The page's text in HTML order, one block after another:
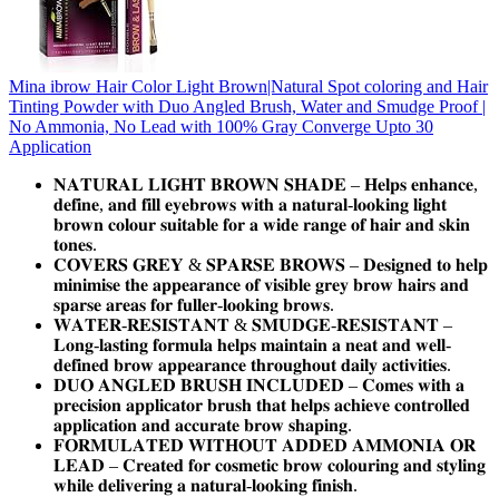
Mina ibrow Hair Color Light Brown|Natural Spot coloring and Hair
Tinting Powder with Duo Angled Brush, Water and Smudge Proof |
No Ammonia, No Lead with 100% Gray Converge Upto 30
Application
𝐍𝐀𝐓𝐔𝐑𝐀𝐋 𝐋𝐈𝐆𝐇𝐓 𝐁𝐑𝐎𝐖𝐍 𝐒𝐇𝐀𝐃𝐄 – 𝐇𝐞𝐥𝐩𝐬 𝐞𝐧𝐡𝐚𝐧𝐜𝐞,
𝐝𝐞𝐟𝐢𝐧𝐞, 𝐚𝐧𝐝 𝐟𝐢𝐥𝐥 𝐞𝐲𝐞𝐛𝐫𝐨𝐰𝐬 𝐰𝐢𝐭𝐡 𝐚 𝐧𝐚𝐭𝐮𝐫𝐚𝐥-𝐥𝐨𝐨𝐤𝐢𝐧𝐠 𝐥𝐢𝐠𝐡𝐭
𝐛𝐫𝐨𝐰𝐧 𝐜𝐨𝐥𝐨𝐮𝐫 𝐬𝐮𝐢𝐭𝐚𝐛𝐥𝐞 𝐟𝐨𝐫 𝐚 𝐰𝐢𝐝𝐞 𝐫𝐚𝐧𝐠𝐞 𝐨𝐟 𝐡𝐚𝐢𝐫 𝐚𝐧𝐝 𝐬𝐤𝐢𝐧
𝐭𝐨𝐧𝐞𝐬.
𝐂𝐎𝐕𝐄𝐑𝐒 𝐆𝐑𝐄𝐘 & 𝐒𝐏𝐀𝐑𝐒𝐄 𝐁𝐑𝐎𝐖𝐒 – 𝐃𝐞𝐬𝐢𝐠𝐧𝐞𝐝 𝐭𝐨 𝐡𝐞𝐥𝐩
𝐦𝐢𝐧𝐢𝐦𝐢𝐬𝐞 𝐭𝐡𝐞 𝐚𝐩𝐩𝐞𝐚𝐫𝐚𝐧𝐜𝐞 𝐨𝐟 𝐯𝐢𝐬𝐢𝐛𝐥𝐞 𝐠𝐫𝐞𝐲 𝐛𝐫𝐨𝐰 𝐡𝐚𝐢𝐫𝐬 𝐚𝐧𝐝
𝐬𝐩𝐚𝐫𝐬𝐞 𝐚𝐫𝐞𝐚𝐬 𝐟𝐨𝐫 𝐟𝐮𝐥𝐥𝐞𝐫-𝐥𝐨𝐨𝐤𝐢𝐧𝐠 𝐛𝐫𝐨𝐰𝐬.
𝐖𝐀𝐓𝐄𝐑-𝐑𝐄𝐒𝐈𝐒𝐓𝐀𝐍𝐓 & 𝐒𝐌𝐔𝐃𝐆𝐄-𝐑𝐄𝐒𝐈𝐒𝐓𝐀𝐍𝐓 –
𝐋𝐨𝐧𝐠-𝐥𝐚𝐬𝐭𝐢𝐧𝐠 𝐟𝐨𝐫𝐦𝐮𝐥𝐚 𝐡𝐞𝐥𝐩𝐬 𝐦𝐚𝐢𝐧𝐭𝐚𝐢𝐧 𝐚 𝐧𝐞𝐚𝐭 𝐚𝐧𝐝 𝐰𝐞𝐥𝐥-
𝐝𝐞𝐟𝐢𝐧𝐞𝐝 𝐛𝐫𝐨𝐰 𝐚𝐩𝐩𝐞𝐚𝐫𝐚𝐧𝐜𝐞 𝐭𝐡𝐫𝐨𝐮𝐠𝐡𝐨𝐮𝐭 𝐝𝐚𝐢𝐥𝐲 𝐚𝐜𝐭𝐢𝐯𝐢𝐭𝐢𝐞𝐬.
𝐃𝐔𝐎 𝐀𝐍𝐆𝐋𝐄𝐃 𝐁𝐑𝐔𝐒𝐇 𝐈𝐍𝐂𝐋𝐔𝐃𝐄𝐃 – 𝐂𝐨𝐦𝐞𝐬 𝐰𝐢𝐭𝐡 𝐚
𝐩𝐫𝐞𝐜𝐢𝐬𝐢𝐨𝐧 𝐚𝐩𝐩𝐥𝐢𝐜𝐚𝐭𝐨𝐫 𝐛𝐫𝐮𝐬𝐡 𝐭𝐡𝐚𝐭 𝐡𝐞𝐥𝐩𝐬 𝐚𝐜𝐡𝐢𝐞𝐯𝐞 𝐜𝐨𝐧𝐭𝐫𝐨𝐥𝐥𝐞𝐝
𝐚𝐩𝐩𝐥𝐢𝐜𝐚𝐭𝐢𝐨𝐧 𝐚𝐧𝐝 𝐚𝐜𝐜𝐮𝐫𝐚𝐭𝐞 𝐛𝐫𝐨𝐰 𝐬𝐡𝐚𝐩𝐢𝐧𝐠.
𝐅𝐎𝐑𝐌𝐔𝐋𝐀𝐓𝐄𝐃 𝐖𝐈𝐓𝐇𝐎𝐔𝐓 𝐀𝐃𝐃𝐄𝐃 𝐀𝐌𝐌𝐎𝐍𝐈𝐀 𝐎𝐑
𝐋𝐄𝐀𝐃 – 𝐂𝐫𝐞𝐚𝐭𝐞𝐝 𝐟𝐨𝐫 𝐜𝐨𝐬𝐦𝐞𝐭𝐢𝐜 𝐛𝐫𝐨𝐰 𝐜𝐨𝐥𝐨𝐮𝐫𝐢𝐧𝐠 𝐚𝐧𝐝 𝐬𝐭𝐲𝐥𝐢𝐧𝐠
𝐰𝐡𝐢𝐥𝐞 𝐝𝐞𝐥𝐢𝐯𝐞𝐫𝐢𝐧𝐠 𝐚 𝐧𝐚𝐭𝐮𝐫𝐚𝐥-𝐥𝐨𝐨𝐤𝐢𝐧𝐠 𝐟𝐢𝐧𝐢𝐬𝐡.